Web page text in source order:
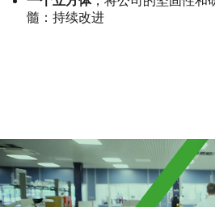
髓：持续改进